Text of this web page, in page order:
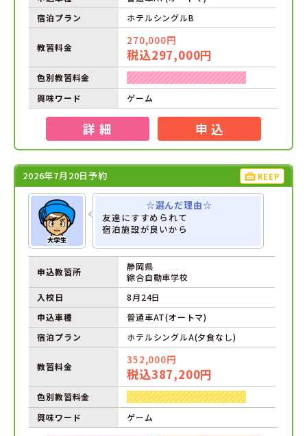
宿泊プラン
ホテルシングルB
教習料金
270,000円
税込297,000円
色別教習料金
興味ワード
ゲーム
詳 細 申 込
2026年7月20日予約 KEEP
☆選んだ理由☆
友達にすすめられて
宿泊施設が良いから
申込教習所
静岡県
綜合自動車学校
入校日
8月24日
申込車種
普通車AT(オートマ)
宿泊プラン
ホテルシングルA(夕食なし)
教習料金
352,000円
税込387,200円
色別教習料金
興味ワード
ゲーム